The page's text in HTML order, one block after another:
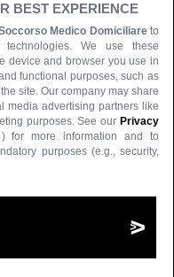
BEST EXPERIENCE
Medico Domiciliare to
We use these
device and browser you use in
functional purposes, such as
site. Our company may share
media advertising partners like
purposes. See our Privacy
) for more information and to
purposes (e.g., security,